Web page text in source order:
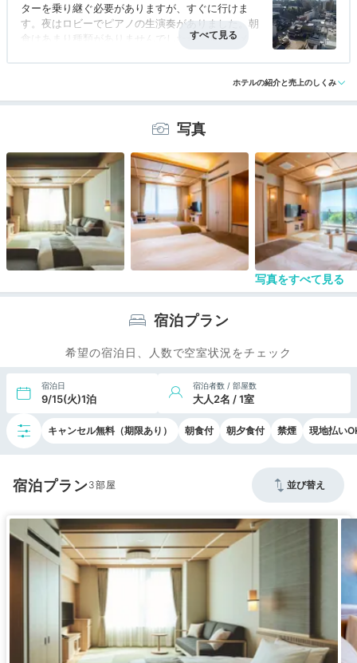
ターを乗り継ぐ必要がありますが、すぐに行けま
す。夜はロビーでピアノの生演奏がありました。朝
食はあまり種類がありませんでしたが、地元のメニ
アクセス 3.0 コスパ 3.5 客室 4.0 接客対応 4.0 風呂 3.5
ホテルの紹介と売上のしくみ
写真
写真をすべて見る
宿泊プラン
希望の宿泊日、人数で空室状況をチェック
宿泊日
9/15(火)1泊
宿泊者数 / 部屋数
大人2名 / 1室
キャンセル無料（期限あり） 朝食付 朝夕食付 禁煙 現地払い
宿泊プラン3 並び替え